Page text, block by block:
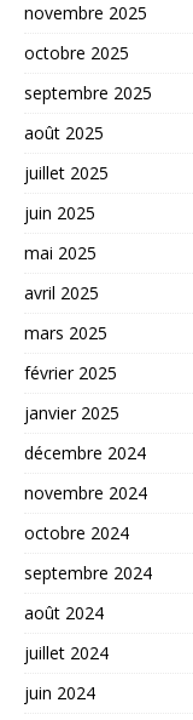
novembre 2025
octobre 2025
septembre 2025
août 2025
juillet 2025
juin 2025
mai 2025
avril 2025
mars 2025
février 2025
janvier 2025
décembre 2024
novembre 2024
octobre 2024
septembre 2024
août 2024
juillet 2024
juin 2024